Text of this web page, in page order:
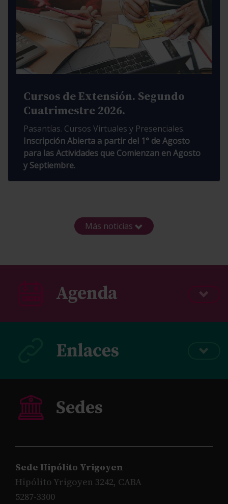
Cursos de Extensión. Segundo
Cuatrimestre 2026.
Pasantías. Cursos Virtuales y Presenciales.
Inscripción Abierta a partir del 1° de Agosto
para las Actividades que Comienzan en Agosto
y Septiembre.
Más noticias
Sede Hipólito Yrigoyen
Hipólito Yrigoyen 3242, CABA
5287-3300